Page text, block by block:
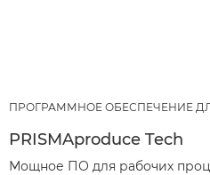
ПРОГРАММНОЕ ОБЕСПЕЧЕНИЕ
PRISMAproduce Tech
Мощное ПО для рабочих